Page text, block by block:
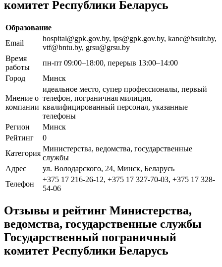
комитет Республики Беларусь
Образование
Email
hospital@gpk.gov.by, ips@gpk.gov.by, kanc@bsuir.by,
vtf@bntu.by, grsu@grsu.by
Время
работы
пн-пт 09:00–18:00, перерыв 13:00–14:00
Город
Минск
Мнение о
компании
идеальное место, супер профессионалы, первый
телефон, пограничная милиция,
квалифицированный персонал, указанные
телефоны
Регион
Минск
Рейтинг
0
Категория
Министерства, ведомства, государственные
службы
Адрес
ул. Володарского, 24, Минск, Беларусь
Телефон
+375 17 216-26-12, +375 17 327-70-03, +375 17 328-
54-06
Отзывы и рейтинг Министерства,
ведомства, государственные службы
Государственный пограничный
комитет Республики Беларусь